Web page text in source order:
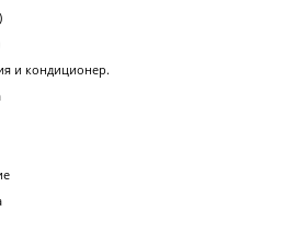
и кондиционер.